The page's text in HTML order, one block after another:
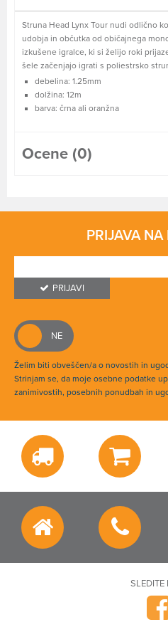
Struna Head Lynx Tour nudi odlično
udobja in občutka od običajnega
izkušene igralce, ki si želijo roki
šele začenjajo igrati s poliestrsko
debelina: 1.25mm
dolžina: 12m
barva: črna ali oranžna
Ocene (0)
PRIJAVA NA
PRIJAVI
Želim biti obveščen/a o novostih in
Strinjam se, da moje osebne podatke
zanimivostih, posebnih ponudbah in
SLEDITE